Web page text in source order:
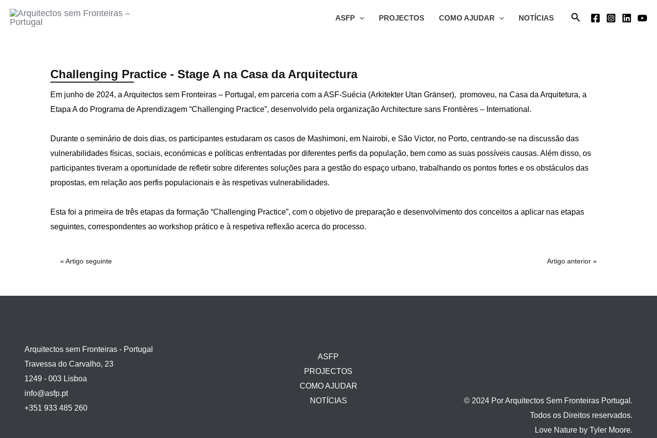
Skip
ASFP PROJECTOS COMO AJUDAR NOTÍCIAS Search
Challenging Practice - Stage A na Casa da Arquitectura
Em junho de 2024, a Arquitectos sem Fronteiras – Portugal, em parceria com a ASF-Suécia (Arkitekter Utan Gränser), promoveu, na Casa da Arquitetura, a
Etapa A do Programa de Aprendizagem “Challenging Practice”, desenvolvido pela organização Architecture sans Frontières – International.
Durante o seminário de dois dias, os participantes estudaram os casos de Mashimoni, em Nairobi, e São Victor, no Porto, centrando-se na discussão das
vulnerabilidades físicas, sociais, económicas e políticas enfrentadas por diferentes perfis da população, bem como as suas possíveis causas. Além disso, os
participantes tiveram a oportunidade de refletir sobre diferentes soluções para a gestão do espaço urbano, trabalhando os pontos fortes e os obstáculos das
propostas, em relação aos perfis populacionais e às respetivas vulnerabilidades.
Esta foi a primeira de três etapas da formação “Challenging Practice”, com o objetivo de preparação e desenvolvimento dos conceitos a aplicar nas etapas
seguintes, correspondentes ao workshop prático e à respetiva reflexão acerca do processo.
« Artigo seguinte Artigo anterior »
Arquitectos sem Fronteiras - Portugal
Travessa do Carvalho, 23
1249 - 003 Lisboa
info@asfp.pt
+351 933 485 260
ASFP
PROJECTOS
COMO AJUDAR
NOTÍCIAS
© 2024 Por Arquitectos Sem Fronteiras Portugal.
Todos os Direitos reservados.
Love Nature by Tyler Moore.